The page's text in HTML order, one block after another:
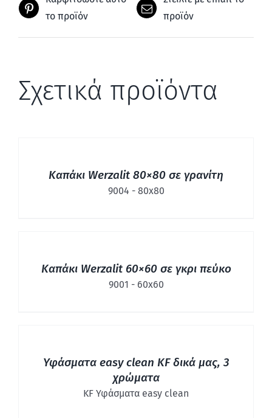
το προϊόν
προϊόν
Σχετικά προϊόντα
Καπάκι Werzalit 80×80 σε γρανίτη
9004 - 80x80
Καπάκι Werzalit 60×60 σε γκρι πεύκο
9001 - 60x60
Υφάσματα easy clean KF δικά μας, 3
χρώματα
KF Υφάσματα easy clean